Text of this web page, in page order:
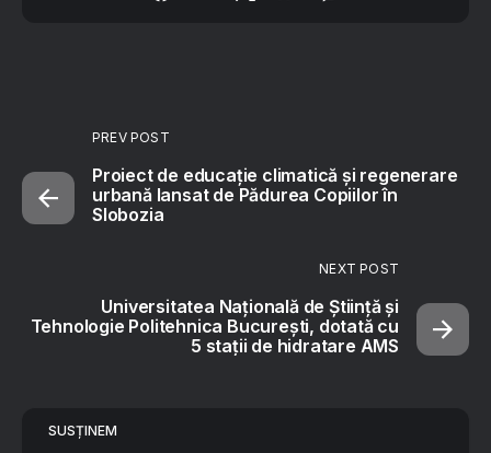
PREV POST
Proiect de educație climatică și regenerare
urbană lansat de Pădurea Copiilor în
Slobozia
NEXT POST
Universitatea Națională de Știință și
Tehnologie Politehnica București, dotată cu
5 stații de hidratare AMS
SUSȚINEM